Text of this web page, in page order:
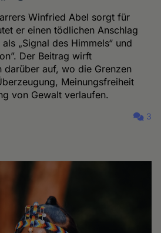
Winfried Abel sorgt für
er einen tödlichen Anschlag
„Signal des Himmels“ und
Der Beitrag wirft
darüber auf, wo die Grenzen
Meinungsfreiheit
von Gewalt verlaufen.
3